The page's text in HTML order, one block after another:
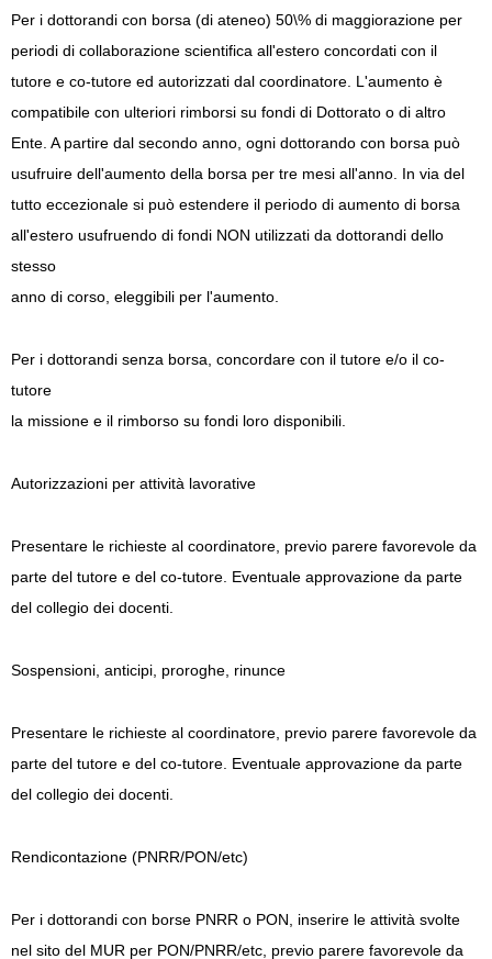
Per i dottorandi con borsa (di ateneo) 50\% di maggiorazione per
periodi di collaborazione scientifica all'estero concordati con il
tutore e co-tutore ed autorizzati dal coordinatore. L'aumento è
compatibile con ulteriori rimborsi su fondi di Dottorato o di altro
Ente. A partire dal secondo anno, ogni dottorando con borsa può
usufruire dell'aumento della borsa per tre mesi all'anno. In via del
tutto eccezionale si può estendere il periodo di aumento di borsa
all'estero usufruendo di fondi NON utilizzati da dottorandi dello
stesso
anno di corso, eleggibili per l'aumento.
Per i dottorandi senza borsa, concordare con il tutore e/o il co-
tutore
la missione e il rimborso su fondi loro disponibili.
Autorizzazioni per attività lavorative
Presentare le richieste al coordinatore, previo parere favorevole da
parte del tutore e del co-tutore. Eventuale approvazione da parte
del collegio dei docenti.
Sospensioni, anticipi, proroghe, rinunce
Presentare le richieste al coordinatore, previo parere favorevole da
parte del tutore e del co-tutore. Eventuale approvazione da parte
del collegio dei docenti.
Rendicontazione (PNRR/PON/etc)
Per i dottorandi con borse PNRR o PON, inserire le attività svolte
nel sito del MUR per PON/PNRR/etc, previo parere favorevole da